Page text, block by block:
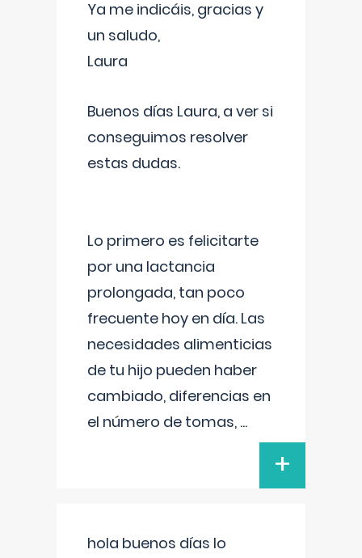
Ya me indicáis, gracias y
un saludo,
Laura
Buenos días Laura, a ver si
conseguimos resolver
estas dudas.
Lo primero es felicitarte
por una lactancia
prolongada, tan poco
frecuente hoy en día. Las
necesidades alimenticias
de tu hijo pueden haber
cambiado, diferencias en
el número de tomas, ...
+
hola buenos días lo